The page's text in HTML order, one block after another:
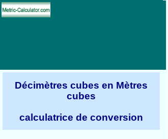
Décimètres cubes en Mètres
cubes
calculatrice de conversion